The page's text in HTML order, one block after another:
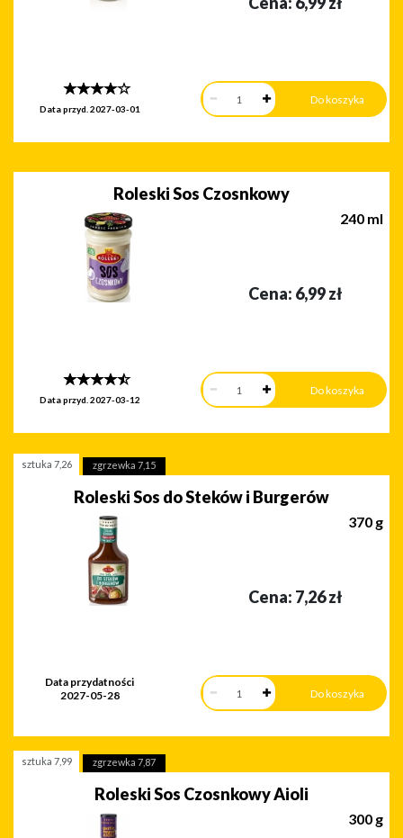
Data przyd.2027-03-01
Roleski Sos Czosnkowy
240 ml
Cena: 6,99 zł
Data przyd.2027-03-12
sztuka 7,26 zgrzewka 7,15
Roleski Sos do Steków i Burgerów
370 g
Cena: 7,26 zł
Data przydatności
2027-05-28
sztuka 7,99 zgrzewka 7,87
Roleski Sos Czosnkowy Aioli
300 g